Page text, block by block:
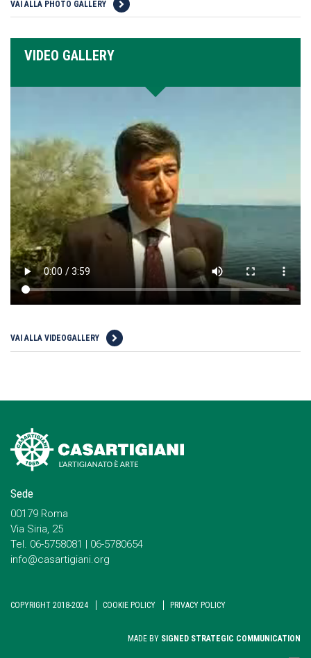
VAI ALLA PHOTO GALLERY
VIDEO GALLERY
VAI ALLA VIDEOGALLERY
Sede
00179 Roma
Via Siria, 25
Tel. 06-5758081 | 06-5780654
info@casartigiani.org
COPYRIGHT 2018-2024 COOKIE POLICY PRIVACY POLICY
MADE BY SIGNED STRATEGIC COMMUNICATION